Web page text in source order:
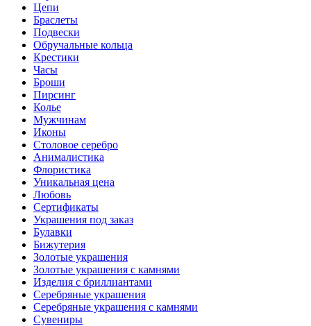
Цепи
Браслеты
Подвески
Обручальные кольца
Крестики
Часы
Броши
Пирсинг
Колье
Мужчинам
Иконы
Столовое серебро
Анималистика
Флористика
Уникальная цена
Любовь
Сертификаты
Украшения под заказ
Булавки
Бижутерия
Золотые украшения
Золотые украшения с камнями
Изделия с бриллиантами
Серебряные украшения
Серебряные украшения с камнями
Сувениры